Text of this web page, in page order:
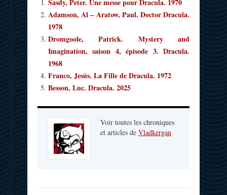
Sasdy, Peter. Une messe pour Dracula. 1970
Adamson, Al – Aratow, Paul. Doctor Dracula.
1978
Dromgoole, Patrick. Mystery and
Imagination, saison 4, épisode 3. Dracula.
1968
Franco, Jesús. La Fille de Dracula. 1972
Besson, Luc. Dracula. 2025
Voir toutes les chroniques
et articles de Vladkergan